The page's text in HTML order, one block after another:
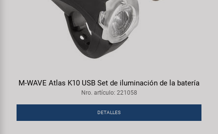
M-WAVE Atlas K10 USB Set de iluminación de la batería
Nro. artículo: 221058
DETALLES